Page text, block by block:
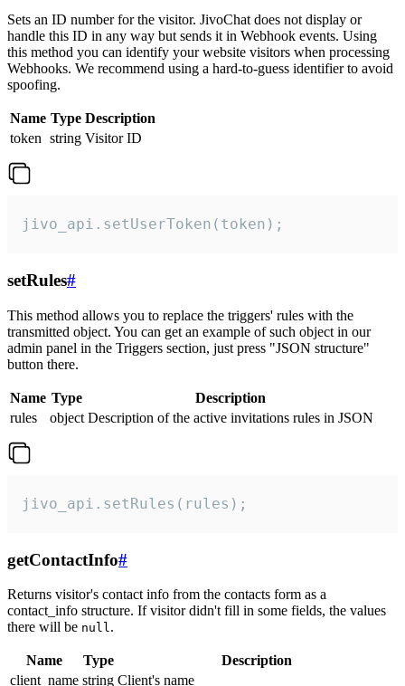
Sets an ID number for the visitor. JivoChat does not display or
handle this ID in any way but sends it in Webhook events. Using
this method you can identify your website visitors when processing
Webhooks. We recommend using a hard-to-guess identifier to avoid
spoofing.
Name Type Description
token string Visitor ID
jivo_api.setUserToken(token);
setRules#
This method allows you to replace the triggers' rules with the
transmitted object. You can get an example of such object in our
admin panel in the Triggers section, just press "JSON structure"
button there.
Name Type
Description
rules
object Description of the active invitations rules in JSON
jivo_api.setRules(rules);
getContactInfo#
Returns visitor's contact info from the contacts form as a
contact_info structure. If visitor didn't fill in some fields, the values
there will be null.
Name Type
Description
client_name string Client's name